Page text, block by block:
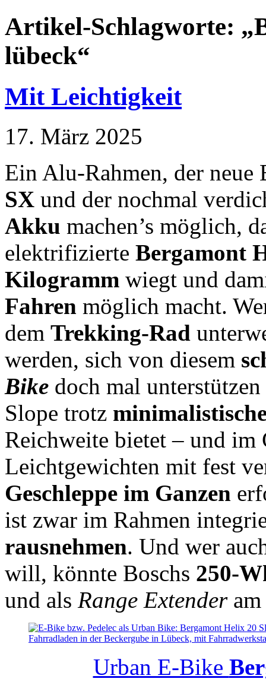
Artikel-Schlagworte:
lübeck“
Mit Leichtigkeit
17. März 2025
Ein Alu-Rahmen, der
SX und der nochmal
Akku machen’s möglich,
elektrifizierte Bergamont
Kilogramm wiegt und
Fahren möglich macht.
dem Trekking-Rad
werden, sich von diesem
Bike doch mal
Slope trotz
Reichweite bietet – und im
Leichtgewichten mit fest
Geschleppe im Ganzen
ist zwar im Rahmen
rausnehmen. Und wer
will, könnte Boschs 250-
und als Range Extenderam
Urban E-Bike